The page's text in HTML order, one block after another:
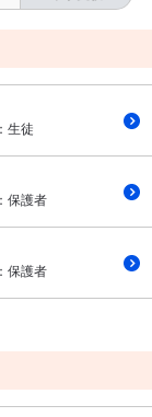
生徒
保護者
保護者